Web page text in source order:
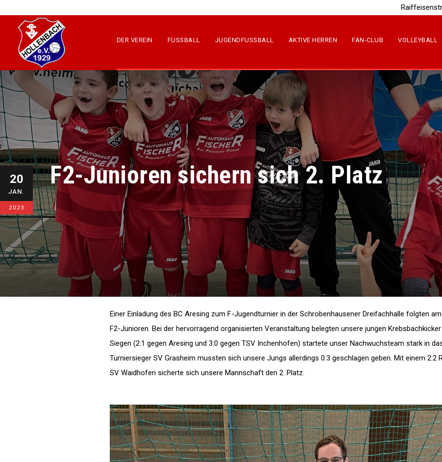
DER VEREIN FUSSBALL JUGENDFUSSBALL AKTIVE HERREN FAN-CLUB VOLLEYBALL
20
JAN.
2023
F2-Junioren sichern sich 2. Platz
Einer Einladung des BC Aresing zum F-Jugendturnier in der Schrobenhausener Dreifachhalle folgten
F2-Junioren. Bei der hervorragend organisierten Veranstaltung belegten unsere jungen
Siegen (2:1 gegen Aresing und 3:0 gegen TSV Inchenhofen) startete unser Nachwuchsteam stark in
Turniersieger SV Grasheim mussten sich unsere Jungs allerdings 0:3 geschlagen geben. Mit einem 2:2
SV Waidhofen sicherte sich unsere Mannschaft den 2. Platz.